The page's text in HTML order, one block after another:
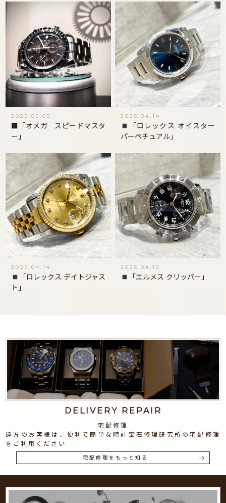
2025.05.05
■「オメガ スピードマスタ
ー」
2025.04.14
「ロレックス オイスター
パーペチュアル」
2025.04.14
「ロレックス デイトジャス
ト」
2025.04.12
「エルメス クリッパー」
DELIVERY REPAIR
宅配修理
遠方のお客様は、便利で簡単な時計宝石修理研究所の宅配修理
をご利用ください
宅配修理をもっと知る